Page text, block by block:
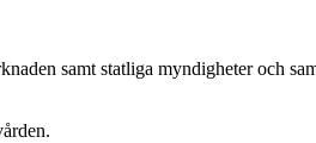
samt statliga myndigheter och